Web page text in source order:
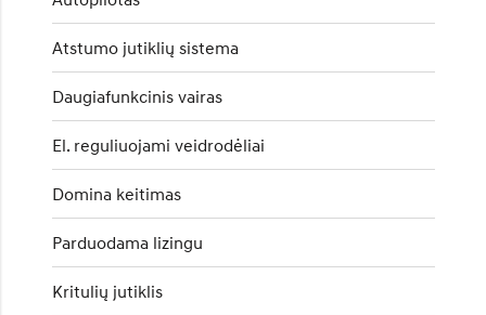
Atstumo jutiklių sistema
Daugiafunkcinis vairas
El. reguliuojami veidrodėliai
Domina keitimas
Parduodama lizingu
Kritulių jutiklis